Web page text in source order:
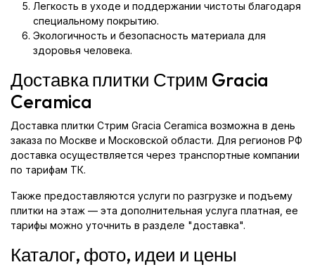
Легкость в уходе и поддержании чистоты благодаря
специальному покрытию.
Экологичность и безопасность материала для
здоровья человека.
Доставка плитки Стрим Gracia
Ceramica
Доставка плитки Стрим Gracia Ceramica возможна в день
заказа по Москве и Московской области. Для регионов РФ
доставка осуществляется через транспортные компании
по тарифам ТК.
Также предоставляются услуги по разгрузке и подъему
плитки на этаж — эта дополнительная услуга платная, ее
тарифы можно уточнить в разделе "доставка".
Каталог, фото, идеи и цены